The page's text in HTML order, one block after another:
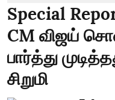
Special
CM விஜய்
பார்த்து
சிறுமி